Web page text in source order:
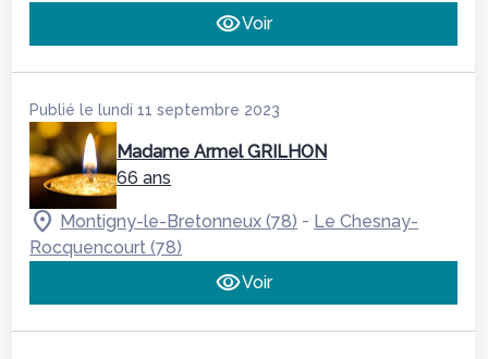
Voir
Publié le lundi 11 septembre 2023
Madame Armel GRILHON
66 ans
Montigny-le-Bretonneux (78) - Le Chesnay-
Rocquencourt (78)
Voir